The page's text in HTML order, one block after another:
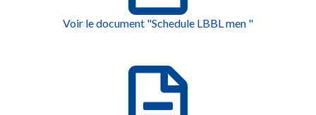
Voir le document "Schedule LBBL men "